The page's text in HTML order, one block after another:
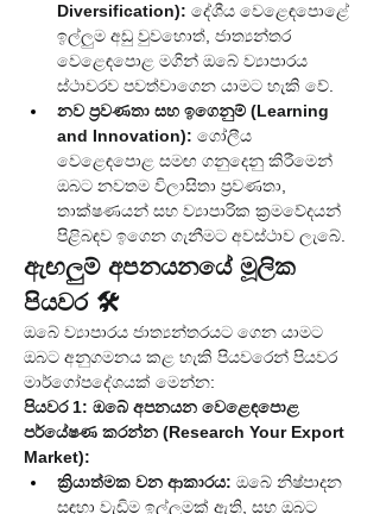
Diversification): දේශීය වෙළෙඳපොළේ
ඉල්ලුම අඩු වුවහොත්, ජාත්‍යන්තර
වෙළෙඳපොළ මගින් ඔබේ ව්‍යාපාරය
ස්ථාවරව පවත්වාගෙන යාමට හැකි වේ.
නව ප්‍රවණතා සහ ඉගෙනුම් (Learning
and Innovation): ගෝලීය
වෙළෙඳපොළ සමඟ ගනුදෙනු කිරීමෙන්
ඔබට නවතම විලාසිතා ප්‍රවණතා,
තාක්ෂණයන් සහ ව්‍යාපාරික ක්‍රමවේදයන්
පිළිබඳව ඉගෙන ගැනීමට අවස්ථාව ලැබේ.
ඇඟලුම් අපනයනයේ මූලික
පියවර 🛠️
ඔබේ ව්‍යාපාරය ජාත්‍යන්තරයට ගෙන යාමට
ඔබට අනුගමනය කළ හැකි පියවරෙන් පියවර
මාර්ගෝපදේශයක් මෙන්න:
පියවර 1: ඔබේ අපනයන වෙළෙඳපොළ
පර්යේෂණ කරන්න (Research Your Export
Market):
ක්‍රියාත්මක වන ආකාරය: ඔබේ නිෂ්පාදන
සඳහා වැඩිම ඉල්ලුමක් ඇති, සහ ඔබට